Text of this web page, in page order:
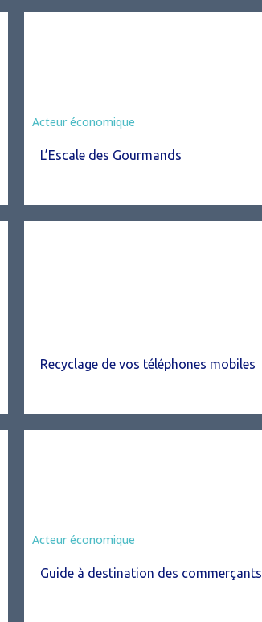
Acteur économique
L’Escale des Gourmands
Recyclage de vos téléphones mobiles
Acteur économique
Guide à destination des commerçants